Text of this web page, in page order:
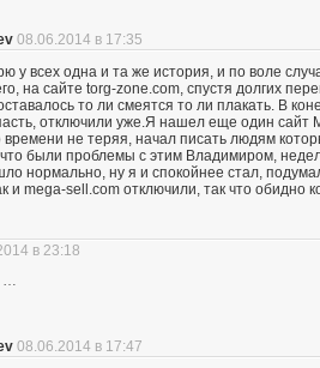
08.06.2014 в 17:35
у всех одна и та же история, и по воле
на сайте torg-zone.com, спустя долгих
то ли смеятся то ли плакать. В
отключили уже.Я нашел еще один
времени не теряя, начал писать людям
были проблемы с этим Владимиром,
нормально, ну я и спокойнее стал,
и mega-sell.com отключили, так что обидно
в 23:18
08.06.2014 в 17:47